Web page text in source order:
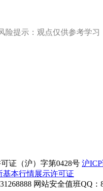
风险提示：观点仅供参考学习
证（沪）字第0428号 沪
基本行情展示许可证
网站安全值班QQ：